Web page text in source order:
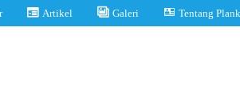
Artikel Galeri Tentang